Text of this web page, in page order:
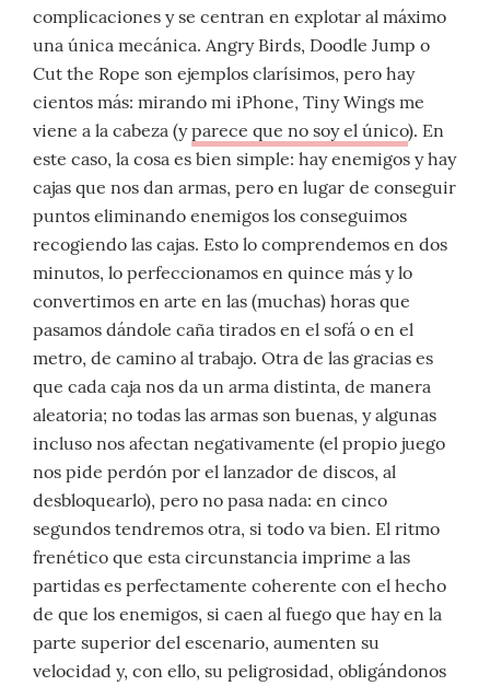
complicaciones y se centran en explotar al máximo
una única mecánica. Angry Birds, Doodle Jump o
Cut the Rope son ejemplos clarísimos, pero hay
cientos más: mirando mi iPhone, Tiny Wings me
viene a la cabeza (yparece que no soy el único). En
este caso, la cosa es bien simple: hay enemigos y hay
cajas que nos dan armas, pero en lugar de conseguir
puntos eliminando enemigos los conseguimos
recogiendo las cajas. Esto lo comprendemos en dos
minutos, lo perfeccionamos en quince más y lo
convertimos en arte en las (muchas) horas que
pasamos dándole caña tirados en el sofá o en el
metro, de camino al trabajo. Otra de las gracias es
que cada caja nos da un arma distinta, de manera
aleatoria; no todas las armas son buenas, y algunas
incluso nos afectan negativamente (el propio juego
nos pide perdón por el lanzador de discos, al
desbloquearlo), pero no pasa nada: en cinco
segundos tendremos otra, si todo va bien. El ritmo
frenético que esta circunstancia imprime a las
partidas es perfectamente coherente con el hecho
de que los enemigos, si caen al fuego que hay en la
parte superior del escenario, aumenten su
velocidad y, con ello, su peligrosidad, obligándonos